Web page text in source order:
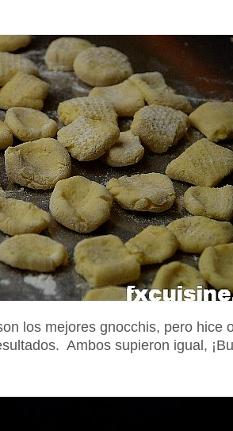
los mejores gnocchis, pero hice
Ambos supieron igual,